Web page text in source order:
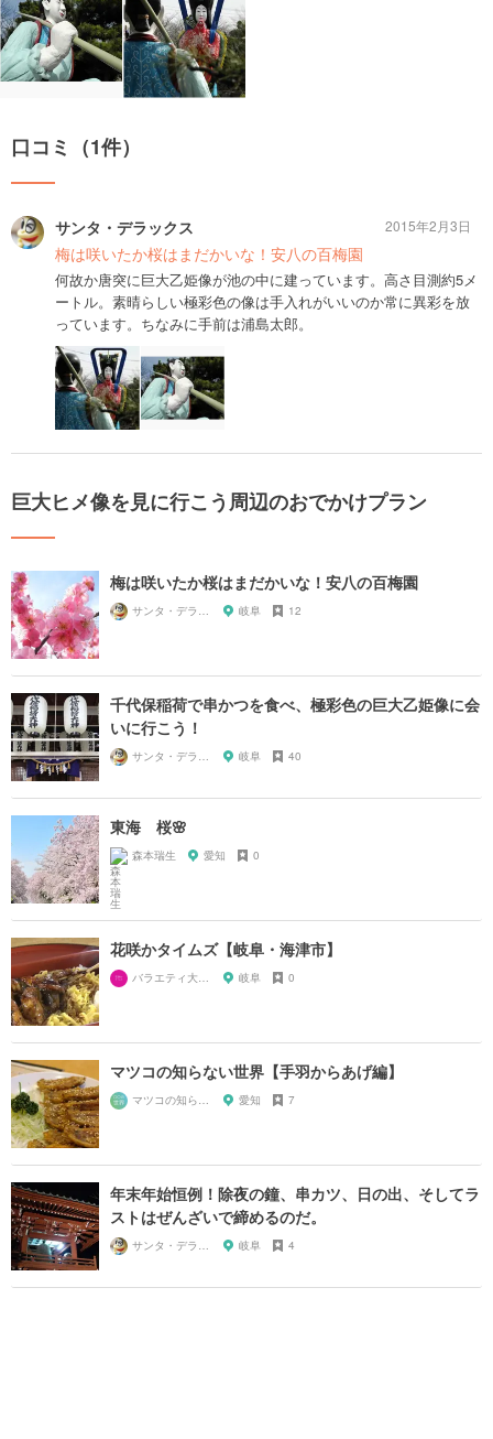
口コミ（1件）
サンタ・デラックス
梅は咲いたか桜はまだかいな！安八の百梅園
何故か唐突に巨大乙姫像が池の中に建っています。高さ目測約5メ
ートル。素晴らしい極彩色の像は手入れがいいのか常に異彩を放
っています。ちなみに手前は浦島太郎。
2015年2月3日
巨大ヒメ像を見に行こう周辺のおでかけプラン
梅は咲いたか桜はまだかいな！安八の百梅園
サンタ・デラックス 岐阜 12
千代保稲荷で串かつを食べ、極彩色の巨大乙姫像に会
いに行こう！
サンタ・デラックス 岐阜 40
東海 桜🌸
森本瑞生 愛知 0
花咲かタイムズ【岐阜・海津市】
バラエティ大好き芸人 岐阜 0
マツコの知らない世界【手羽からあげ編】
マツコの知らない世界マニア 愛知 7
年末年始恒例！除夜の鐘、串カツ、日の出、そしてラ
ストはぜんざいで締めるのだ。
サンタ・デラックス 岐阜 4